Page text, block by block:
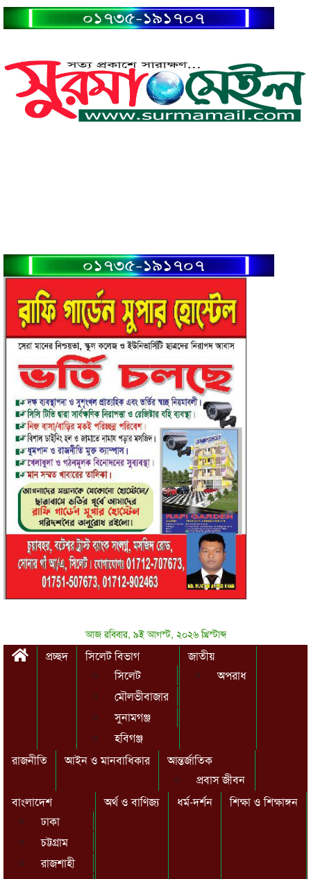
আজ রবিবার, ৯ই আগস্ট, ২০২৬ খ্রিস্টাব্দ
প্রচ্ছদ
সিলেট বিভাগ
সিলেট
মৌলভীবাজার
সুনামগঞ্জ
হবিগঞ্জ
জাতীয়
অপরাধ
রাজনীতি আইন ও মানবাধিকার
আন্তর্জাতিক
প্রবাস জীবন
বাংলাদেশ
ঢাকা
চট্টগ্রাম
রাজশাহী
অর্থ ও বাণিজ্য ধর্ম-দর্শন শিক্ষা ও শিক্ষাঙ্গন